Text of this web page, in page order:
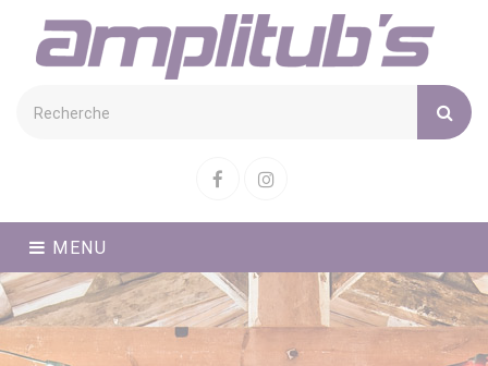
FacebookInstagram
MENU
Cookies management panel